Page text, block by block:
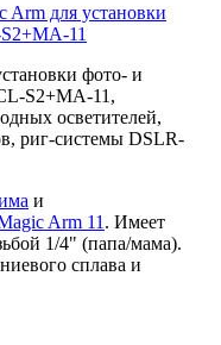
для установки
11
фото- и
S2+MA-11,
осветителей,
риг-системы DSLR-
и
Arm 11 . Имеет
1/4" (папа/мама).
сплава и